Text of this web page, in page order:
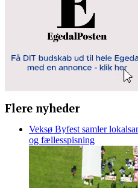
Flere nyheder
Veksø Byfest samler
og fællesspisning